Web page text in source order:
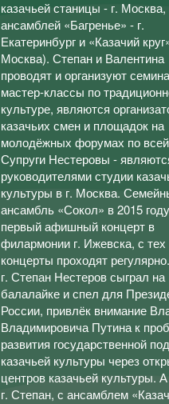
казачьей станицы - г. Москва,
ансамблей «Багренье» - г.
Екатеринбург и «Казачий
Москва). Степан и Валентина
проводят и организуют
мастер-классы по
культуре, являются
казачьих смен и площадок на
молодёжных форумах по
Супруги Нестеровы -
руководителями студии
культуры в г. Москва.
ансамбль «Сокол» в 2015
первый афишный концерт в
филармонии г. Ижевска, с тех
концерты проходят
г. Степан Нестеров сыграл на
балалайке и спел для
России, привлёк внимание
Владимировича Путина к
развития государственной
казачьей культуры через
центров казачьей культуры.
г. Степан, с ансамблем